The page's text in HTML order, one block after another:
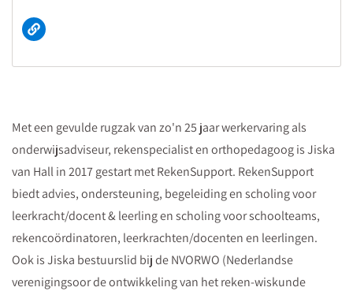
Met een gevulde rugzak van zo'n 25 jaar werkervaring als
onderwijsadviseur, rekenspecialist en orthopedagoog is Jiska
van Hall in 2017 gestart met RekenSupport. RekenSupport
biedt advies, ondersteuning, begeleiding en scholing voor
leerkracht/docent & leerling en scholing voor schoolteams,
rekencoördinatoren, leerkrachten/docenten en leerlingen.
Ook is Jiska bestuurslid bij de NVORWO (Nederlandse
verenigingsoor de ontwikkeling van het reken-wiskunde